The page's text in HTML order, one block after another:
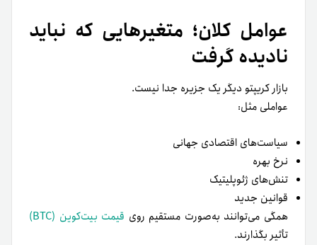
عوامل کلان؛ متغیرهایی که نباید
نادیده گرفت
بازار کریپتو دیگر یک جزیره جدا نیست.
عواملی مثل:
سیاست‌های اقتصادی جهانی
نرخ بهره
تنش‌های ژئوپلیتیک
قوانین جدید
همگی می‌توانند به‌صورت مستقیم روی قیمت بیت‌کوین (BTC)
تأثیر بگذارند.